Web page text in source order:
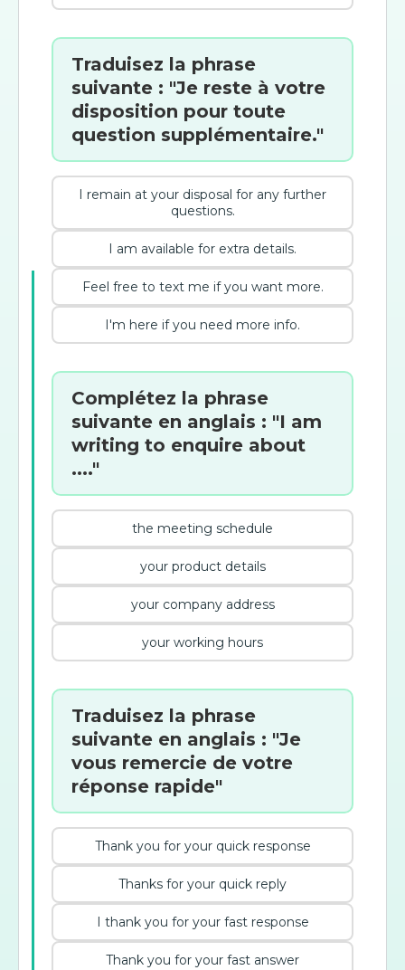
Traduisez la phrase
suivante : "Je reste à votre
disposition pour toute
question supplémentaire."
I remain at your disposal for any further
questions.
I am available for extra details.
Feel free to text me if you want more.
I'm here if you need more info.
Complétez la phrase
suivante en anglais : "I am
writing to enquire about
...."
the meeting schedule
your product details
your company address
your working hours
Traduisez la phrase
suivante en anglais : "Je
vous remercie de votre
réponse rapide"
Thank you for your quick response
Thanks for your quick reply
I thank you for your fast response
Thank you for your fast answer